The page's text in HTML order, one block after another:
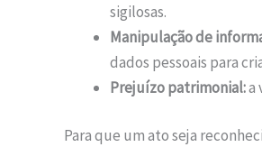
sigilosas.
Manipulação de
dados pessoais para
Prejuízo patrimonial:a
Para que um ato seja